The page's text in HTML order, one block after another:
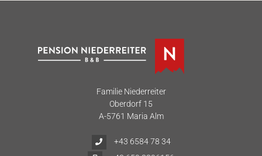
Familie Niederreiter
Oberdorf 15
A-5761 Maria Alm
+43 6584 78 34